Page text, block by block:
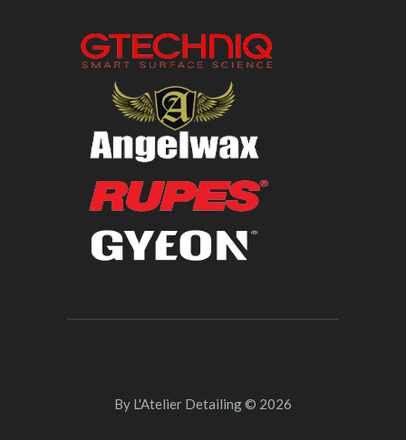
By L'Atelier Detailing© 2026